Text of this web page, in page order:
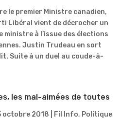
le premier Ministre canadien,
Libéral vient de décrocher un
ministre à l’issue des élections
Justin Trudeau en sort
Suite à un duel au coude-à-
les mal-aimées de toutes
octobre 2018 Fil Info, Politique